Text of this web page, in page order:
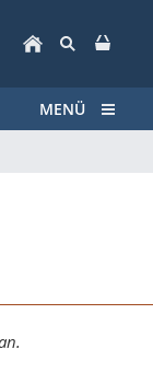
MENÜ